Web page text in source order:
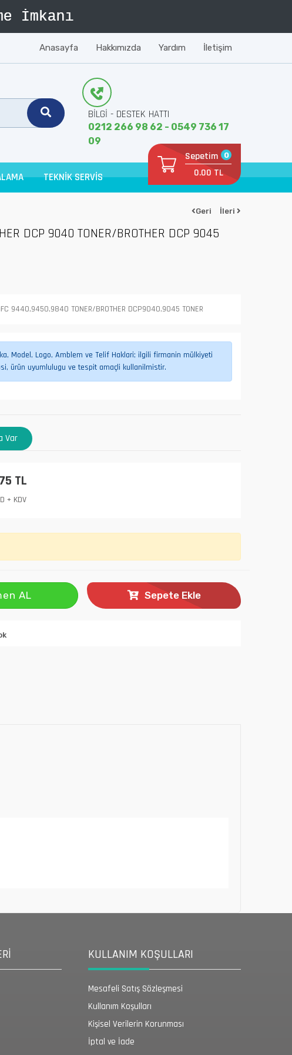
Anasayfa Hakkımızda Yardım İletişim
BİLGİ - DESTEK HATTI
0212 266 98 62 - 0549 736 17
09
Sepetim 0
0.00 TL
TEKNİK SERVİS
Geri İleri
DCP 9040 TONER/BROTHER DCP 9045
9440,9450,9840 TONER/BROTHER DCP9040,9045 TONER
Model, Logo, Amblem ve Telif Haklari; ilgili firmanin mülkiyeti
ürün uyumlulugu ve tespit amaçli kullanilmistir.
Var
TL
+ KDV
AL Sepete Ekle
KULLANIM KOŞULLARI
Mesafeli Satış Sözleşmesi
Kullanım Koşulları
Kişisel Verilerin Korunması
İptal ve İade